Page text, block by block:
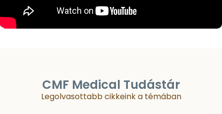
CMF Medical Tudástár
Legolvasottabb cikkeink a témában